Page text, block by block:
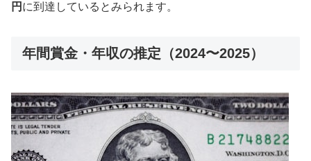
円 に到達しているとみられます。
年間賞金・年収の推定（2024〜2025）